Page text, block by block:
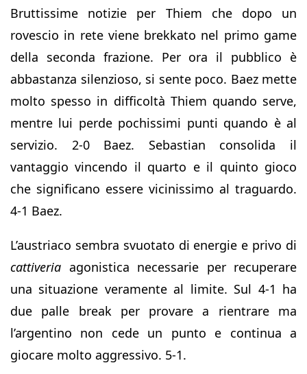
Bruttissime notizie per Thiem che dopo un
rovescio in rete viene brekkato nel primo game
della seconda frazione. Per ora il pubblico è
abbastanza silenzioso, si sente poco. Baez mette
molto spesso in difficoltà Thiem quando serve,
mentre lui perde pochissimi punti quando è al
servizio. 2-0 Baez. Sebastian consolida il
vantaggio vincendo il quarto e il quinto gioco
che significano essere vicinissimo al traguardo.
4-1 Baez.
L’austriaco sembra svuotato di energie e privo di
cattiveria agonistica necessarie per recuperare
una situazione veramente al limite. Sul 4-1 ha
due palle break per provare a rientrare ma
l’argentino non cede un punto e continua a
giocare molto aggressivo. 5-1.